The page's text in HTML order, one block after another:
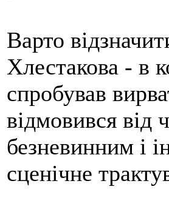
Варто
Хлестакова - в
спробував
відмовився від
безневинним і
сценічне